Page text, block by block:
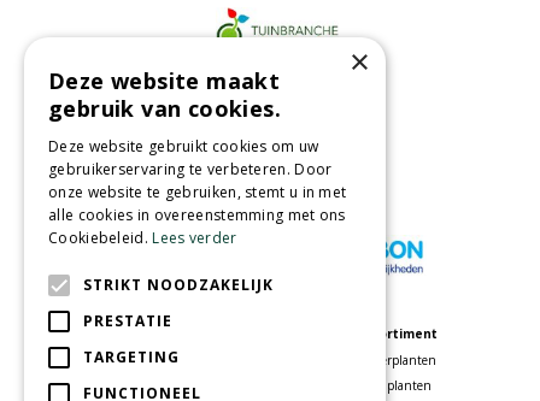
Partners
Wij accepteren
Tuincentrum
Speelparadijs
Assortiment
Kamerplanten
Tuinplanten
×
Deze website maakt
gebruik van cookies.
Deze website gebruikt cookies om uw
gebruikerservaring te verbeteren. Door
onze website te gebruiken, stemt u in met
alle cookies in overeenstemming met ons
Cookiebeleid.Lees verder
STRIKT NOODZAKELIJK
PRESTATIE
TARGETING
FUNCTIONEEL